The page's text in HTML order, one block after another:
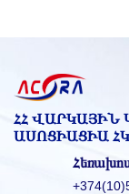
ՀՀ ՎԱՐԿԱՅԻՆ
ԱՍՈՑԻԱՑԻԱ ՀԿ